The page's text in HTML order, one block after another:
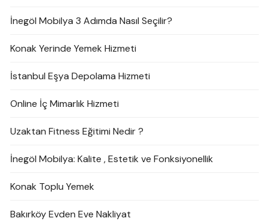
İnegöl Mobilya 3 Adımda Nasıl Seçilir?
Konak Yerinde Yemek Hizmeti
İstanbul Eşya Depolama Hizmeti
Online İç Mimarlık Hizmeti
Uzaktan Fitness Eğitimi Nedir ?
İnegöl Mobilya: Kalite , Estetik ve Fonksiyonellik
Konak Toplu Yemek
Bakırköy Evden Eve Nakliyat